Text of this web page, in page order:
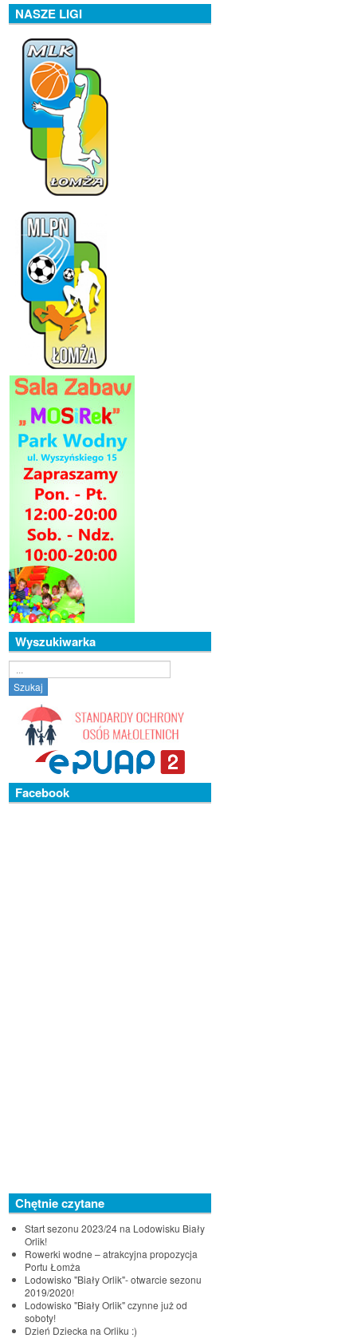
NASZE LIGI
Wyszukiwarka
Szukaj
Facebook
Chętnie czytane
Start sezonu 2023/24 na Lodowisku Biały
Orlik!
Rowerki wodne – atrakcyjna propozycja
Portu Łomża
Lodowisko "Biały Orlik"- otwarcie sezonu
2019/2020!
Lodowisko "Biały Orlik" czynne już od
soboty!
Dzień Dziecka na Orliku :)